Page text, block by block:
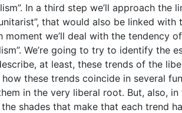
In a third step we’ll approach the
that would also be linked with
moment we’ll deal with the tendency
We’re going to try to identify the
at least, these trends of the
how these trends coincide in several
in the very liberal root. But, also, in
shades that make that each trend